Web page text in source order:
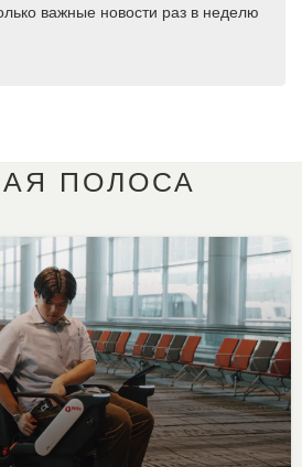
важные новости раз в неделю
ПОЛОСА